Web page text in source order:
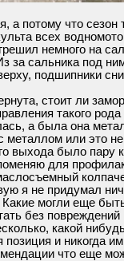
а потому что
всех
немного на
за сальника под
подшипники
стоит ли
такого
а была она
металлом или это
выхода было
для
я не придумал
могли еще
без
какой
и никогда
что еще